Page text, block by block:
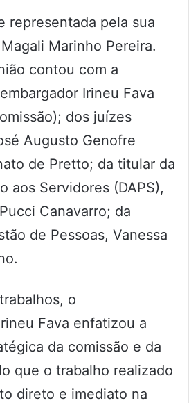
representada pela sua
Marinho Pereira.
contou com a
Irineu Fava
dos juízes
Augusto Genofre
de Pretto; da titular da
aos Servidores (DAPS),
Canavarro; da
de Pessoas, Vanessa
o
Fava enfatizou a
da comissão e da
que o trabalho realizado
direto e imediato na